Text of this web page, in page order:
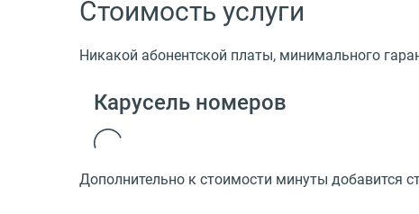
Стоимость услуги
Никакой абонентской платы, минимального
Карусель номеров
Дополнительно к стоимости минуты добавится